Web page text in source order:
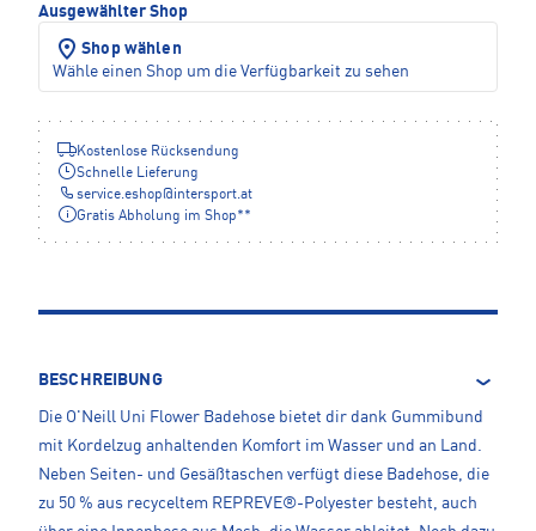
Ausgewählter Shop
Shop wählen
Wähle einen Shop um die Verfügbarkeit zu sehen
Kostenlose Rücksendung
Schnelle Lieferung
service.eshop@intersport.at
Gratis Abholung im Shop**
BESCHREIBUNG
Die O'Neill Uni Flower Badehose bietet dir dank Gummibund
mit Kordelzug anhaltenden Komfort im Wasser und an Land.
Neben Seiten- und Gesäßtaschen verfügt diese Badehose, die
zu 50 % aus recyceltem REPREVE®-Polyester besteht, auch